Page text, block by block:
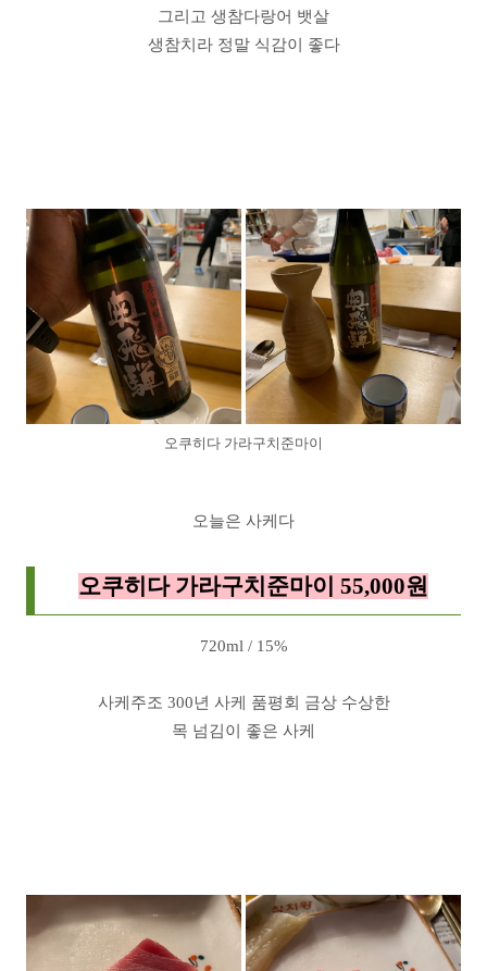
그리고 생참다랑어 뱃살
생참치라 정말 식감이 좋다
오쿠히다 가라구치준마이
오늘은 사케다
오쿠히다 가라구치준마이 55,000원
720ml / 15%
사케주조 300년 사케 품평회 금상 수상한
목 넘김이 좋은 사케